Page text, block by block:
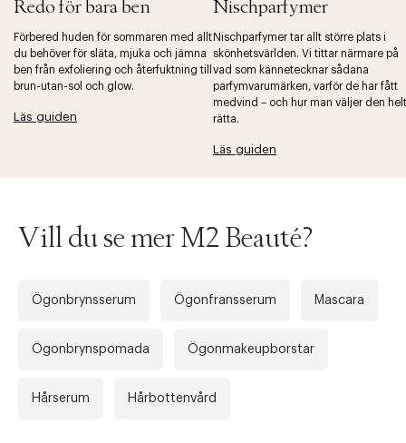
Redo för bara ben
Förbered huden för sommaren med allt
du behöver för släta, mjuka och jämna
ben från exfoliering och återfuktning till
brun-utan-sol och glow.
Läs guiden
Nischparfymer
Nischparfymer tar allt större plats i
skönhetsvärlden. Vi tittar närmare på
vad som kännetecknar sådana
parfymvarumärken, varför de har fått
medvind – och hur man väljer den helt
rätta.
Läs guiden
Tidigare
Vill du se mer M2 Beauté?
Ögonbrynsserum Ögonfransserum Mascara
Ögonbrynspomada Ögonmakeupborstar
Hårserum Hårbottenvård